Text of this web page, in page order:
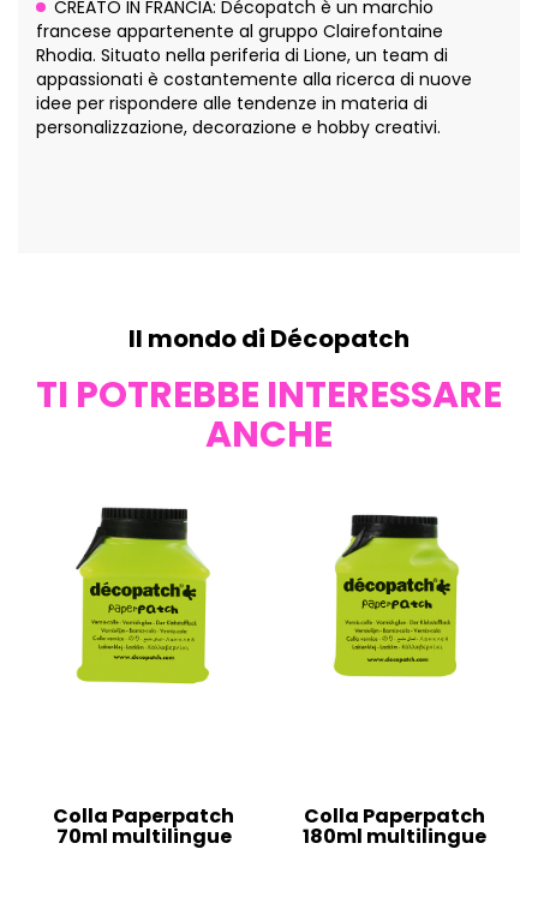
CREATO IN FRANCIA: Décopatch è un marchio
francese appartenente al gruppo Clairefontaine
Rhodia. Situato nella periferia di Lione, un team di
appassionati è costantemente alla ricerca di nuove
idee per rispondere alle tendenze in materia di
personalizzazione, decorazione e hobby creativi.
Il mondo di Décopatch
TI POTREBBE INTERESSARE
ANCHE
Colla Paperpatch
70ml multilingue
Colla Paperpatch
180ml multilingue